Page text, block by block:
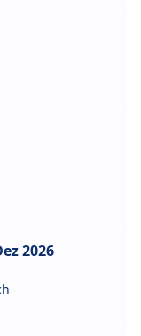
2026